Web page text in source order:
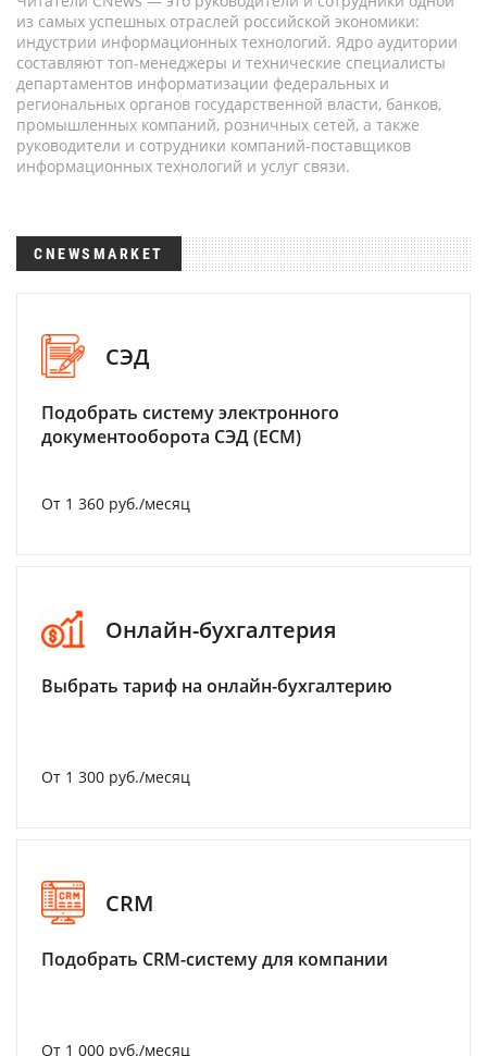
из самых успешных отраслей российской экономики:
индустрии информационных технологий. Ядро аудитории
составляют топ-менеджеры и технические специалисты
департаментов информатизации федеральных и
региональных органов государственной власти, банков,
промышленных компаний, розничных сетей, а также
руководители и сотрудники компаний-поставщиков
информационных технологий и услуг связи.
CNEWSMARKET
СЭД
Подобрать систему электронного
документооборота СЭД (ECM)
От 1 360 руб./месяц
Онлайн-бухгалтерия
Выбрать тариф на онлайн-бухгалтерию
От 1 300 руб./месяц
CRM
Подобрать CRM-систему для компании
От 1 000 руб./месяц